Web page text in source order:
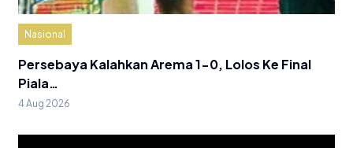
Nasional
Persebaya Kalahkan Arema 1-0, Lolos Ke Final
Piala…
4 Aug 2026